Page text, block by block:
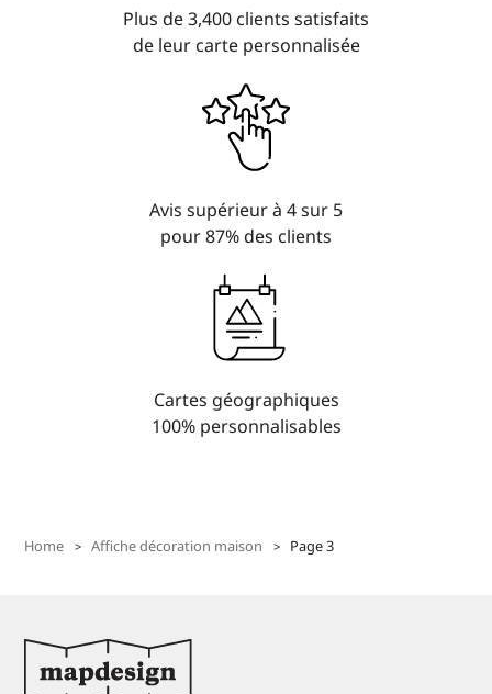
Plus de 3,400 clients satisfaits
de leur carte personnalisée
Avis supérieur à 4 sur 5
pour 87% des clients
Cartes géographiques
100% personnalisables
Home Affiche décoration maison Page 3